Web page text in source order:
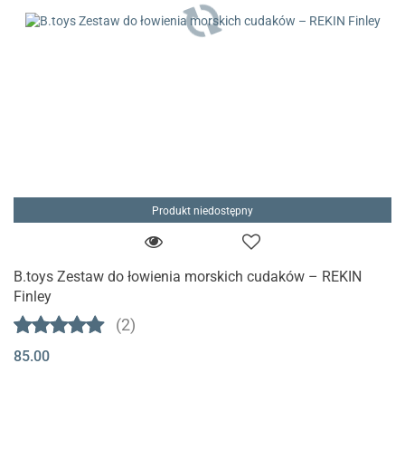
Produkt niedostępny
B.toys Zestaw do łowienia morskich cudaków – REKIN
Finley
(2)
85.00